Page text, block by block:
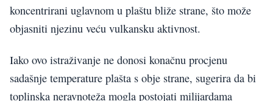
koncentrirani uglavnom u plaštu bliže strane, što može
objasniti njezinu veću vulkansku aktivnost.
Iako ovo istraživanje ne donosi konačnu procjenu
sadašnje temperature plašta s obje strane, sugerira da bi
toplinska neravnoteža mogla postojati milijardama